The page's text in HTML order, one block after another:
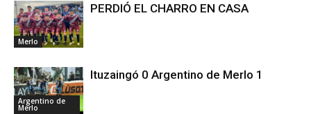
Merlo
PERDIÓ EL CHARRO EN CASA
Argentino de
Merlo
Ituzaingó 0 Argentino de Merlo 1